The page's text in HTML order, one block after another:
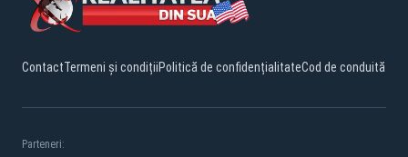
ContactTermeni și condițiiPolitică de confidențialitateCod de conduită
Parteneri: